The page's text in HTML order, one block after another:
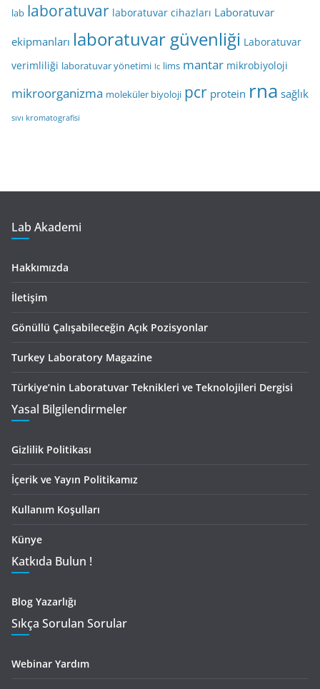
lab laboratuvar laboratuvar cihazları Laboratuvar
ekipmanları laboratuvar güvenliği Laboratuvar
verimliliği laboratuvar yönetimi lc lims mantar mikrobiyoloji
mikroorganizma moleküler biyoloji pcr protein rna sağlık
sıvı kromatografisi
Lab Akademi
Hakkımızda
İletişim
Gönüllü Çalışabileceğin Açık Pozisyonlar
Turkey Laboratory Magazine
Türkiye’nin Laboratuvar Teknikleri ve Teknolojileri Dergisi
Yasal Bilgilendirmeler
Gizlilik Politikası
İçerik ve Yayın Politikamız
Kullanım Koşulları
Künye
Katkıda Bulun !
Blog Yazarlığı
Sıkça Sorulan Sorular
Webinar Yardım